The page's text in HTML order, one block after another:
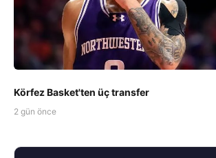
Körfez Basket'ten üç transfer
2 gün önce